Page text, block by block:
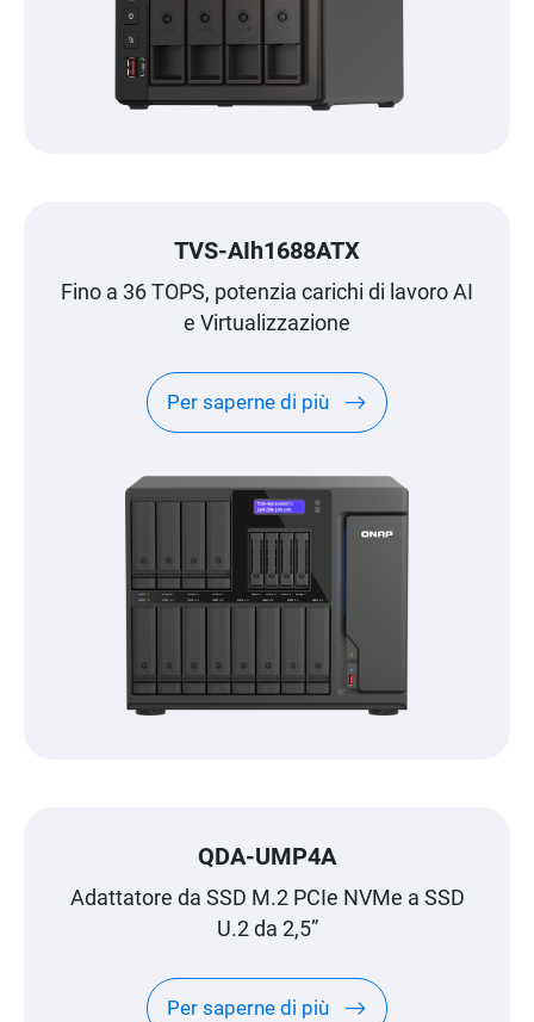
TVS-AIh1688ATX
Fino a 36 TOPS, potenzia carichi di lavoro AI
e Virtualizzazione
Per saperne di più
QDA-UMP4A
Adattatore da SSD M.2 PCIe NVMe a SSD
U.2 da 2,5”
Per saperne di più